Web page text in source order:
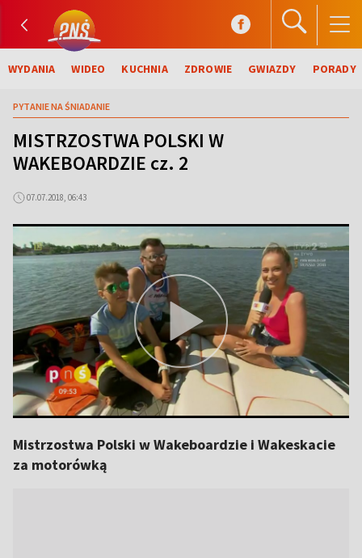
WYDANIA WIDEO KUCHNIA ZDROWIE GWIAZDY PORADY
PYTANIE NA ŚNIADANIE
MISTRZOSTWA POLSKI W
WAKEBOARDZIE cz. 2
07.07.2018, 06:43
Mistrzostwa Polski w Wakeboardzie i Wakeskacie
za motorówką